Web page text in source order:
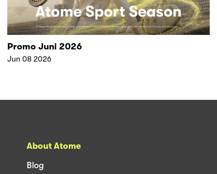
Promo Juni 2026
Jun 08 2026
About Atome
Blog